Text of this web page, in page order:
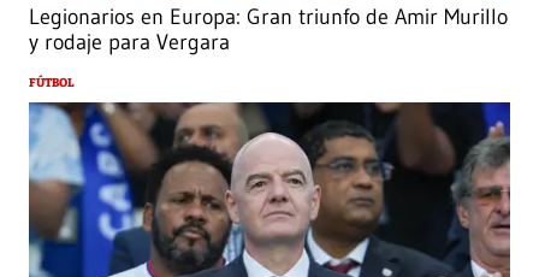
Legionarios en Europa: Gran triunfo de Amir Murillo
y rodaje para Vergara
FÚTBOL